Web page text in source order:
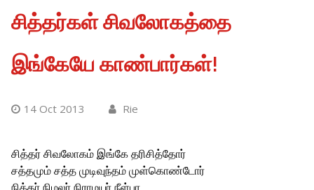
சித்தர்கள் சிவலோகத்தை
இங்கேயே காண்பார்கள்!
14 Oct 2013 Rie
சித்தர் சிவலோகம் இங்கே தரிசித்தோர்
சத்தமும் சத்த முடிவுந்தம் முள்கொண்டோர்